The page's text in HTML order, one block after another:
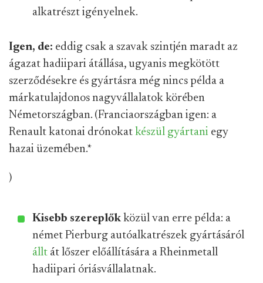
alkatrészt igényelnek.
Igen, de: eddig csak a szavak szintjén maradt az
ágazat hadiipari átállása, ugyanis megkötött
szerződésekre és gyártásra még nincs példa a
márkatulajdonos nagyvállalatok körében
Németországban. (Franciaországban igen: a
Renault katonai drónokat készül gyártani egy
hazai üzemében.*
)
Kisebb szereplők közül van erre példa: a
német Pierburg autóalkatrészek gyártásáról
állt át lőszer előállítására a Rheinmetall
hadiipari óriásvállalatnak.